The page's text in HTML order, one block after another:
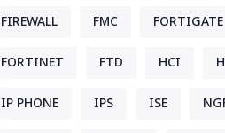
FIREWALL FMC FORTIGATE
FORTINET FTD HCI
IP PHONE IPS ISE